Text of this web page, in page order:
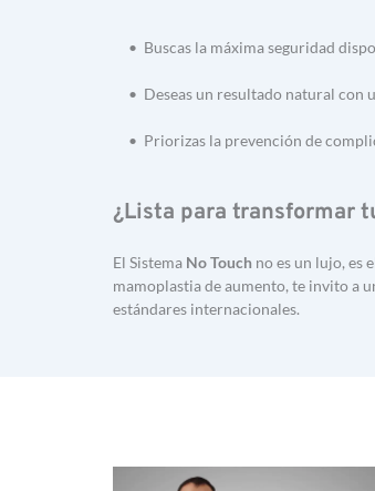
Buscas la máxima seguridad
Deseas un resultado natural con
Priorizas la prevención de
¿Lista para transformar
El Sistema No Touch no es un lujo, es
mamoplastia de aumento, te invito a
estándares internacionales.